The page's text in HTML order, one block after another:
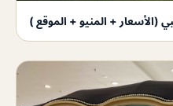
(الأسعار + المنيو + الموقع )